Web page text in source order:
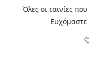
Όλες οι ταινίες
Ευχόμαστε